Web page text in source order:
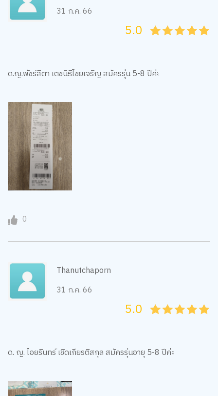
31 ก.ค. 66
45
4
35
3
25
2
15
1
05
5.0
ด.ญ.พัชร์สิตา เตชนิธิไชยเจริญ สมัครรุ่น 5-8 ปีค่ะ
0
Thanutchaporn
31 ก.ค. 66
45
4
35
3
25
2
15
1
05
5.0
ด. ญ. ไอยรินทร์​ เชิด​เกียรติ​สกุล​ สมัครรุ่นอายุ​ 5-8 ปีค่ะ